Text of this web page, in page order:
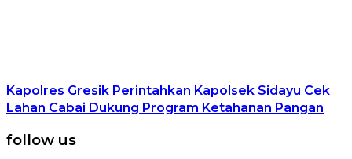
Kapolres Gresik Perintahkan Kapolsek Sidayu Cek
Lahan Cabai Dukung Program Ketahanan Pangan
follow us